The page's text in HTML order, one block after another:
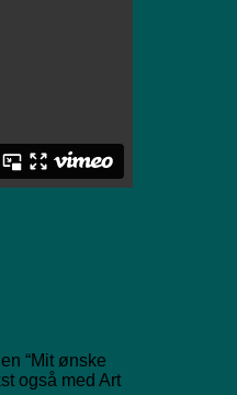
“Mit ønske
også med Art